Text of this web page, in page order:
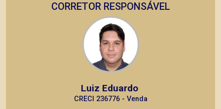
CORRETOR RESPONSÁVEL
Luiz Eduardo
CRECI 236776 - Venda